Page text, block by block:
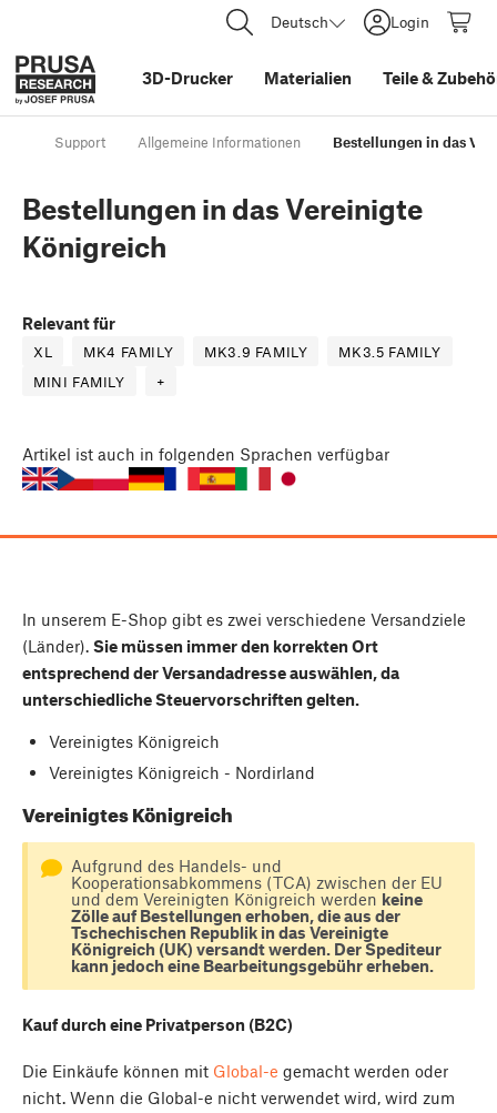
Deutsch Login
3D-Drucker Materialien Teile&
Support Allgemeine Informationen Bestellungen in das
Bestellungen in das Vereinigte
Königreich
Relevant für
XL MK4 FAMILY MK3.9 FAMILY
MK3.5 FAMILY
MINI FAMILY
+
Artikel ist auch in folgenden Sprachen verfügbar
In unserem E-Shop gibt es zwei verschiedene Versandziele
(Länder). Sie müssen immer den korrekten Ort
entsprechend der Versandadresse auswählen, da
unterschiedliche Steuervorschriften gelten.
Vereinigtes Königreich
Vereinigtes Königreich - Nordirland
Vereinigtes Königreich
Aufgrund des Handels- und
Kooperationsabkommens (TCA) zwischen der EU
und dem Vereinigten Königreich werden keine
Zölle auf Bestellungen erhoben, die aus der
Tschechischen Republik in das Vereinigte
Königreich (UK) versandt werden. Der Spediteur
kann jedoch eine Bearbeitungsgebühr erheben.
Kauf durch eine Privatperson (B2C)
Die Einkäufe können mit Global-e gemacht werden oder
nicht. Wenn die Global-e nicht verwendet wird, wird zum